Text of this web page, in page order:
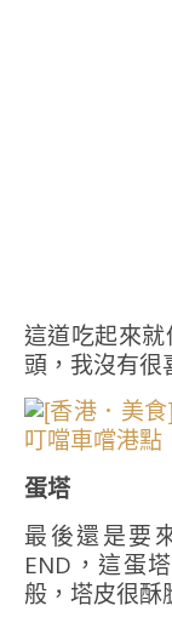
這道吃起來
頭，我沒有很
蛋塔
最後還是要
END，這蛋
般，塔皮很酥